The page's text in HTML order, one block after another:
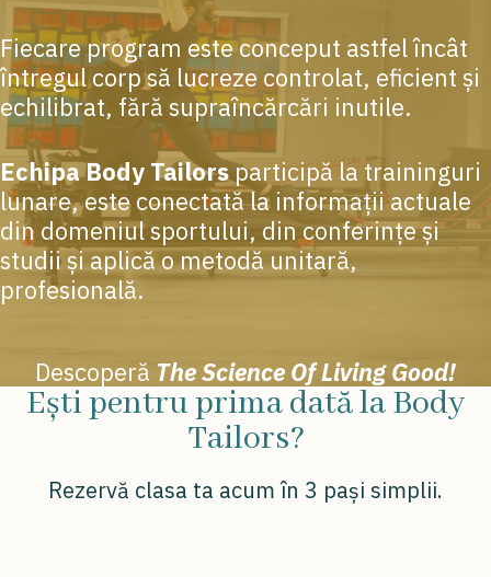
Fiecare program este conceput astfel încât
întregul corp să lucreze controlat, eficient și
echilibrat, fără supraîncărcări inutile.
Echipa Body Tailorsparticipă la traininguri
lunare, este conectată la informații actuale
din domeniul sportului, din conferințe și
studii și aplică o metodă unitară,
profesională.
Descoperă The Science Of Living Good!
Ești pentru prima dată la Body
Tailors?
Rezervă clasa ta acum în 3 pași simplii.